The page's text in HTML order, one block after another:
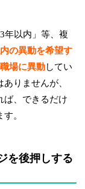
年以内」等、複
内の異動を希望す
場に異動してい
りませんが、
ば、できるだけ
。
を後押しする